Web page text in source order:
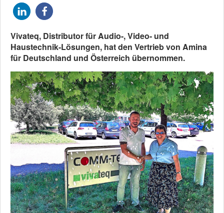
Vivateq, Distributor für Audio-, Video- und
Haustechnik-Lösungen, hat den Vertrieb von Amina
für Deutschland und Österreich übernommen.